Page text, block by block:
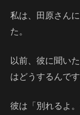
私は、田原さん
た。
以前、彼に聞い
はどうするんです
彼は「別れるよ